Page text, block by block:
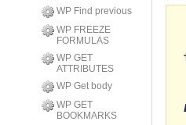
WP Find previous
WP FREEZE
FORMULAS
WP GET
ATTRIBUTES
WP Get body
WP GET
BOOKMARKS